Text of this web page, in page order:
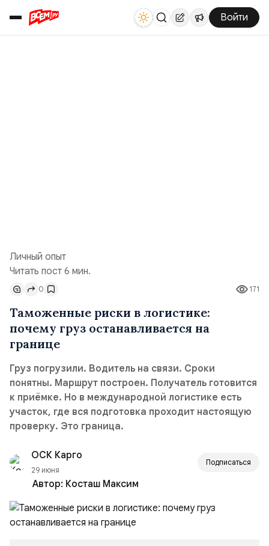
Войти
Личный опыт
Читать пост 6 мин.
171
0
Таможенные риски в логистике:
почему груз останавливается на
границе
Груз погрузили. Водитель на связи. Сроки
понятны. Маршрут построен. Получатель готовится
к приёмке. Но в международной логистике есть
участок, где вся подготовка проходит настоящую
проверку. Это граница.
ОСК Карго
29 июня
Подписаться
Автор: Косташ Максим